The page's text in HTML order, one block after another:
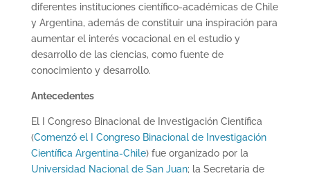
diferentes instituciones científico-académicas de Chile
y Argentina, además de constituir una inspiración para
aumentar el interés vocacional en el estudio y
desarrollo de las ciencias, como fuente de
conocimiento y desarrollo.
Antecedentes
El I Congreso Binacional de Investigación Científica
(Comenzó el I Congreso Binacional de Investigación
Científica Argentina-Chile) fue organizado por la
Universidad Nacional de San Juan; la Secretaría de